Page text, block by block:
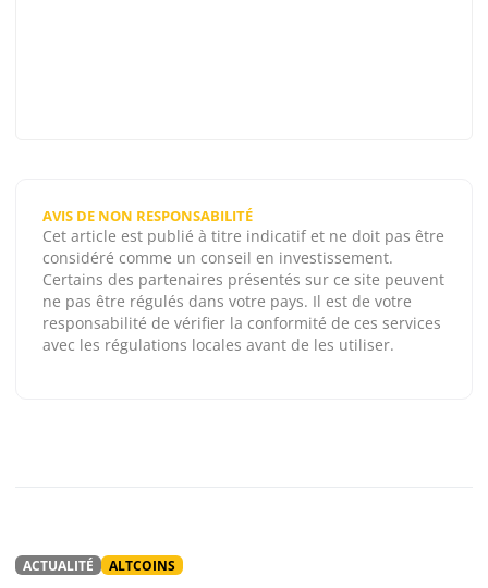
AVIS DE NON RESPONSABILITÉ
Cet article est publié à titre indicatif et ne doit pas être
considéré comme un conseil en investissement.
Certains des partenaires présentés sur ce site peuvent
ne pas être régulés dans votre pays. Il est de votre
responsabilité de vérifier la conformité de ces services
avec les régulations locales avant de les utiliser.
ACTUALITÉ ALTCOINS